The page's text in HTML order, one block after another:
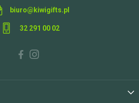
biuro@kiwigifts.pl
32 291 00 02